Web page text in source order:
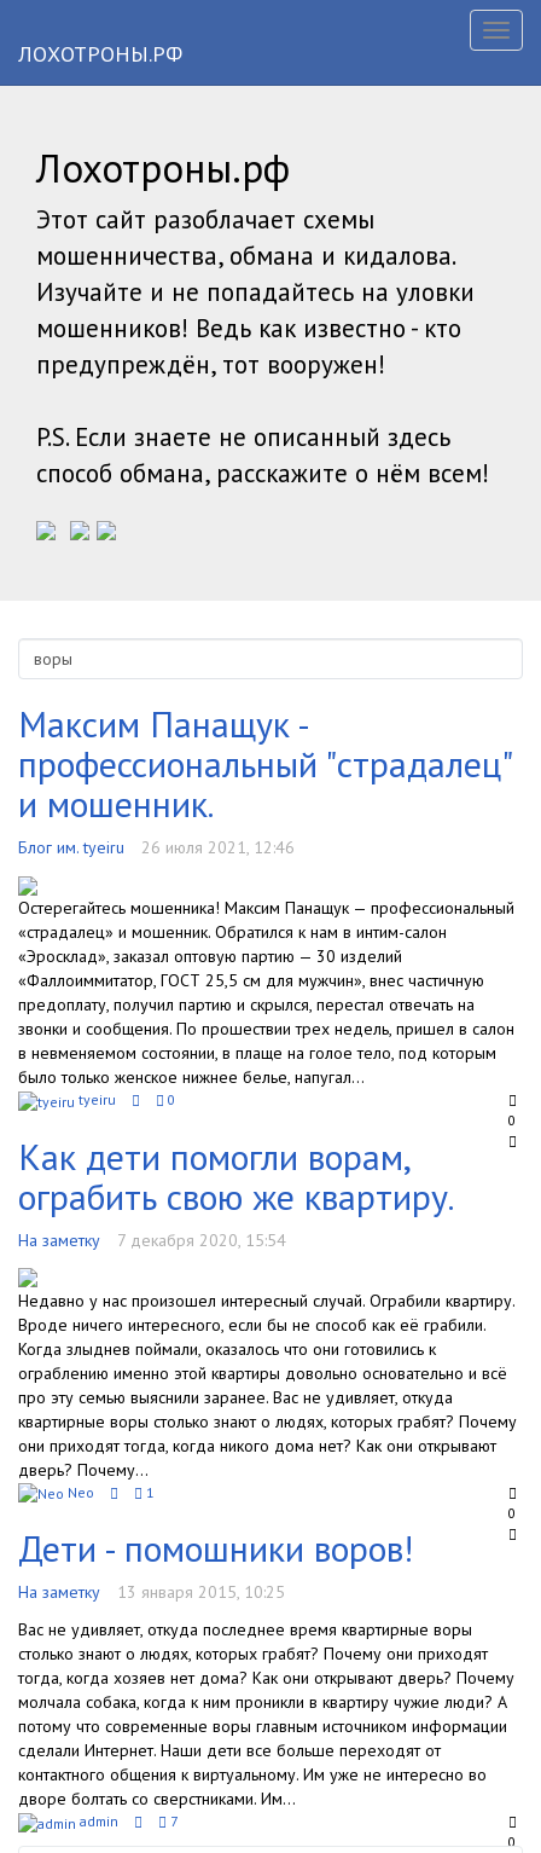
ЛОХОТРОНЫ.РФ
Лохотроны.рф
Этот сайт разоблачает схемы
мошенничества, обмана и кидалова.
Изучайте и не попадайтесь на уловки
мошенников! Ведь как известно - кто
предупреждён, тот вооружен!
P.S. Если знаете не описанный здесь
способ обмана, расскажите о нём всем!
Максим Панащук -
профессиональный "страдалец"
и мошенник.
Блог им. tyeiru 26 июля 2021, 12:46
Остерегайтесь мошенника! Максим Панащук — профессиональный
«страдалец» и мошенник. Обратился к нам в интим-салон
«Эросклад», заказал оптовую партию — 30 изделий
«Фаллоиммитатор, ГОСТ 25,5 см для мужчин», внес частичную
предоплату, получил партию и скрылся, перестал отвечать на
звонки и сообщения. По прошествии трех недель, пришел в салон
в невменяемом состоянии, в плаще на голое тело, под которым
было только женское нижнее белье, напугал...
tyeiru
0
0
Как дети помогли ворам,
ограбить свою же квартиру.
На заметку 7 декабря 2020, 15:54
Недавно у нас произошел интересный случай. Ограбили квартиру.
Вроде ничего интересного, если бы не способ как её грабили.
Когда злыднев поймали, оказалось что они готовились к
ограблению именно этой квартиры довольно основательно и всё
про эту семью выяснили заранее. Вас не удивляет, откуда
квартирные воры столько знают о людях, которых грабят? Почему
они приходят тогда, когда никого дома нет? Как они открывают
дверь? Почему...
Neo
1
0
Дети - помошники воров!
На заметку
13 января 2015, 10:25
Вас не удивляет, откуда последнее время квартирные воры
столько знают о людях, которых грабят? Почему они приходят
тогда, когда хозяев нет дома? Как они открывают дверь? Почему
молчала собака, когда к ним проникли в квартиру чужие люди? А
потому что современные воры главным источником информации
сделали Интернет. Наши дети все больше переходят от
контактного общения к виртуальному. Им уже не интересно во
дворе болтать со сверстниками. Им...
admin
7
0